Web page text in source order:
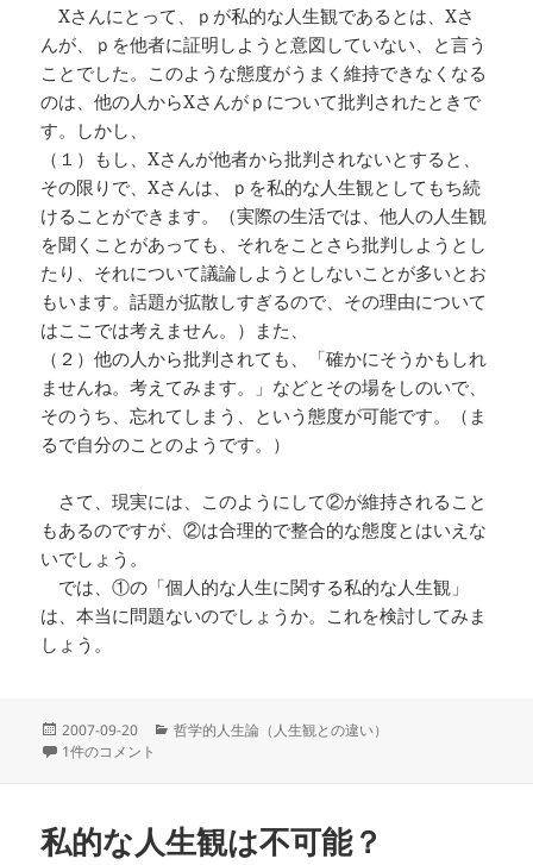
Xさんにとって、ｐが私的な人生観であるとは、Xさ
んが、ｐを他者に証明しようと意図していない、と言う
ことでした。このような態度がうまく維持できなくなる
のは、他の人からXさんがｐについて批判されたときで
す。しかし、
（１）もし、Xさんが他者から批判されないとすると、
その限りで、Xさんは、ｐを私的な人生観としてもち続
けることができます。（実際の生活では、他人の人生観
を聞くことがあっても、それをことさら批判しようとし
たり、それについて議論しようとしないことが多いとお
もいます。話題が拡散しすぎるので、その理由について
はここでは考えません。）また、
（２）他の人から批判されても、「確かにそうかもしれ
ませんね。考えてみます。」などとその場をしのいで、
そのうち、忘れてしまう、という態度が可能です。（ま
るで自分のことのようです。）
さて、現実には、このようにして②が維持されること
もあるのですが、②は合理的で整合的な態度とはいえな
いでしょう。
では、①の「個人的な人生に関する私的な人生観」
は、本当に問題ないのでしょうか。これを検討してみま
しょう。
投
稿
2007-09-20
カ
哲学的人生論（人生観との違い）
二種類の私的な人生観 への
1件のコメント
私的な人生観は不可能？